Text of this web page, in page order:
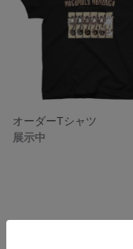
オーダーTシャツ
展示中